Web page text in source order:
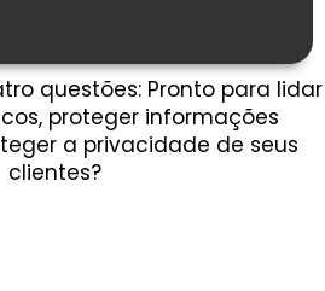
questões: Pronto para lidar
proteger informações
a privacidade de seus
clientes?